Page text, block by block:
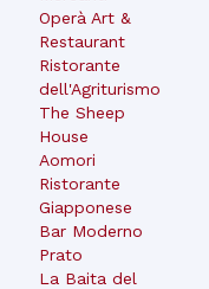
Operà Art &
Restaurant
Ristorante
dell'Agriturismo
The Sheep
House
Aomori
Ristorante
Giapponese
Bar Moderno
Prato
La Baita del